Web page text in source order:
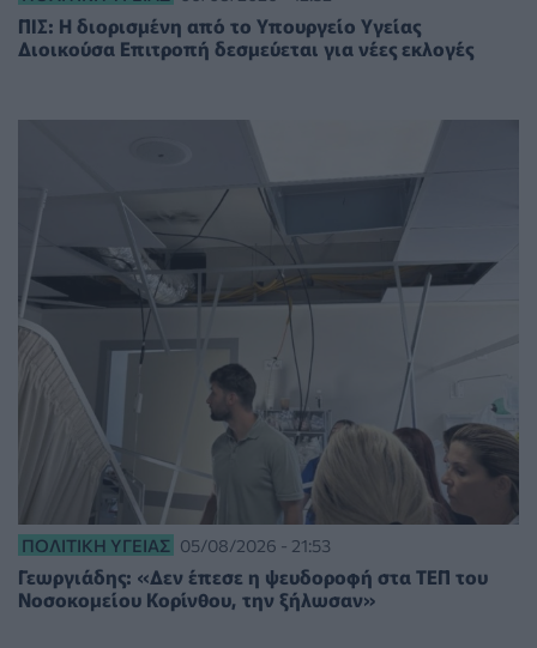
ΠΙΣ: Η διορισμένη από το Υπουργείο Υγείας
Διοικούσα Επιτροπή δεσμεύεται για νέες εκλογές
ΠΟΛΙΤΙΚΉ ΥΓΕΊΑΣ 05/08/2026 - 21:53
Γεωργιάδης: «Δεν έπεσε η ψευδοροφή στα ΤΕΠ του
Νοσοκομείου Κορίνθου, την ξήλωσαν»